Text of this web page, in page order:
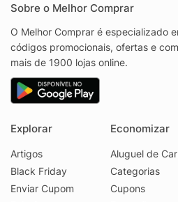
Sobre o Melhor Comprar
O Melhor Comprar é especializado
códigos promocionais, ofertas e
mais de 1900 lojas online.
Explorar
Artigos
Black Friday
Enviar Cupom
Economizar
Aluguel de
Categorias
Cupons